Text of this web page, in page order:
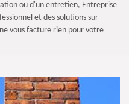
ou d'un entretien, Entreprise
et des solutions sur
vous facture rien pour votre